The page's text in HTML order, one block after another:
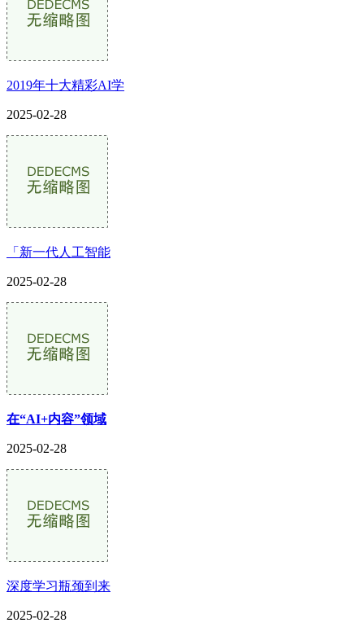
2019年十大精彩AI学
2025-02-28
「新一代人工智能
2025-02-28
在“AI+内容”领域
2025-02-28
深度学习瓶颈到来
2025-02-28